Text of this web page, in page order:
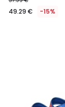
49.29 € -15%